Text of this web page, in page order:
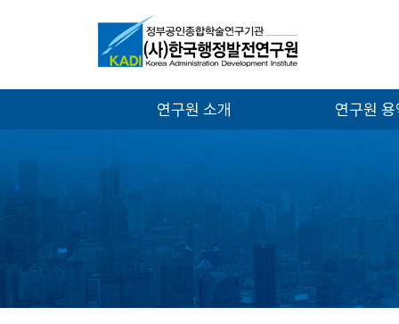
연구원 소개 연구원